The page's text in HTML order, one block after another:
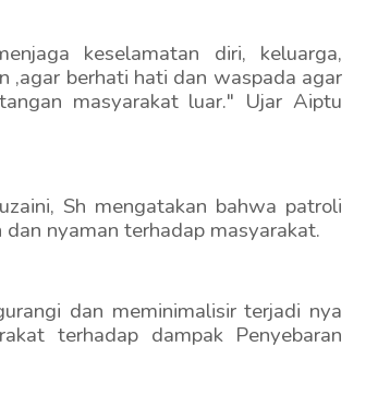
keselamatan diri, keluarga,
,agar berhati hati dan waspada agar
masyarakat luar." Ujar Aiptu
Sh mengatakan bahwa patroli
nyaman terhadap masyarakat.
dan meminimalisir terjadi nya
terhadap dampak Penyebaran